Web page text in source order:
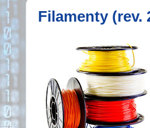
Filamenty (rev.